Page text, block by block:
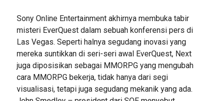
Sony Online Entertainment akhirnya membuka tabir
misteri EverQuest dalam sebuah konferensi pers di
Las Vegas. Seperti halnya segudang inovasi yang
mereka suntikkan di seri-seri awal EverQuest, Next
juga diposisikan sebagai MMORPG yang mengubah
cara MMORPG bekerja, tidak hanya dari segi
visualisasi, tetapi juga segudang mekanik yang ada.